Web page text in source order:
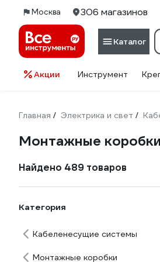
Москва 306 магазинов
Каталог
Акции Инструмент
Главная / Электрика и свет /
Монтажные
Найдено 489 товаров
Категория
Кабеленесущие системы
Монтажные коробки